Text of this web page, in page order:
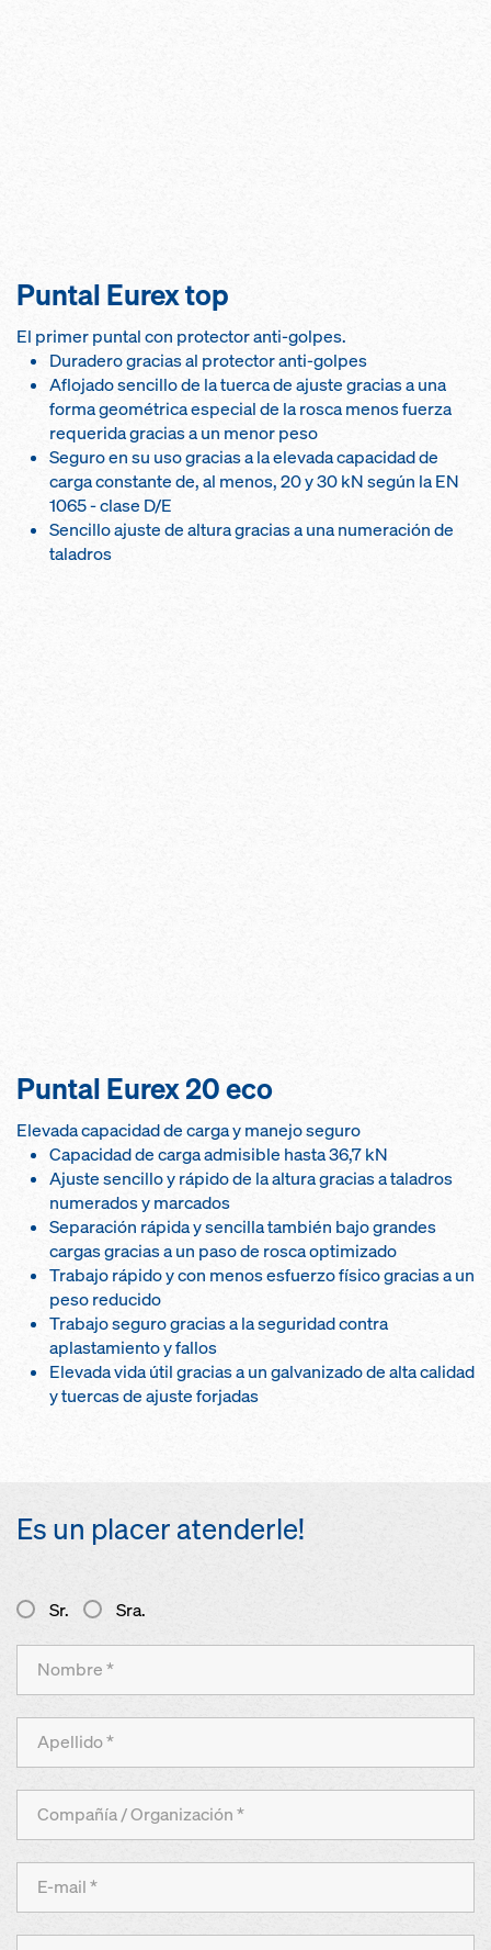
Puntal Eurex top
El primer puntal con protector anti-golpes.
Duradero gracias al protector anti-golpes
Aflojado sencillo de la tuerca de ajuste gracias a una
forma geométrica especial de la rosca menos fuerza
requerida gracias a un menor peso
Seguro en su uso gracias a la elevada capacidad de
carga constante de, al menos, 20 y 30 kN según la EN
1065 - clase D/E
Sencillo ajuste de altura gracias a una numeración de
taladros
Puntal Eurex 20 eco
Elevada capacidad de carga y manejo seguro
Capacidad de carga admisible hasta 36,7 kN
Ajuste sencillo y rápido de la altura gracias a taladros
numerados y marcados
Separación rápida y sencilla también bajo grandes
cargas gracias a un paso de rosca optimizado
Trabajo rápido y con menos esfuerzo físico gracias a un
peso reducido
Trabajo seguro gracias a la seguridad contra
aplastamiento y fallos
Elevada vida útil gracias a un galvanizado de alta calidad
y tuercas de ajuste forjadas
Es un placer atenderle!
Sr. Sra.